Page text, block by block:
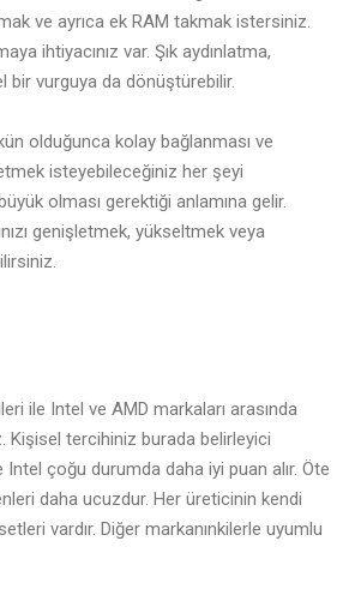
ve ayrıca ek RAM takmak istersiniz.
ihtiyacınız var. Şık aydınlatma,
bir vurguya da dönüştürebilir.
olduğunca kolay bağlanması ve
isteyebileceğiniz her şeyi
olması gerektiği anlamına gelir.
genişletmek, yükseltmek veya
ile Intel ve AMD markaları arasında
Kişisel tercihiniz burada belirleyici
çoğu durumda daha iyi puan alır. Öte
daha ucuzdur. Her üreticinin kendi
vardır. Diğer markanınkilerle uyumlu